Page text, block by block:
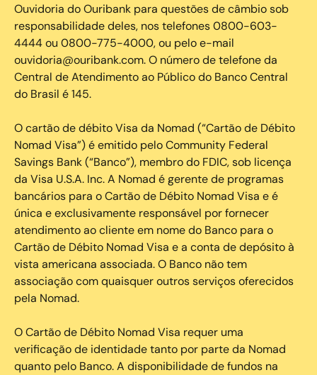
Ouvidoria do Ouribank para questões de câmbio sob
responsabilidade deles, nos telefones 0800-603-
4444 ou 0800-775-4000, ou pelo e-mail
ouvidoria@ouribank.com. O número de telefone da
Central de Atendimento ao Público do Banco Central
do Brasil é 145.
O cartão de débito Visa da Nomad (“Cartão de Débito
Nomad Visa”) é emitido pelo Community Federal
Savings Bank (“Banco”), membro do FDIC, sob licença
da Visa U.S.A. Inc. A Nomad é gerente de programas
bancários para o Cartão de Débito Nomad Visa e é
única e exclusivamente responsável por fornecer
atendimento ao cliente em nome do Banco para o
Cartão de Débito Nomad Visa e a conta de depósito à
vista americana associada. O Banco não tem
associação com quaisquer outros serviços oferecidos
pela Nomad.
O Cartão de Débito Nomad Visa requer uma
verificação de identidade tanto por parte da Nomad
quanto pelo Banco. A disponibilidade de fundos na